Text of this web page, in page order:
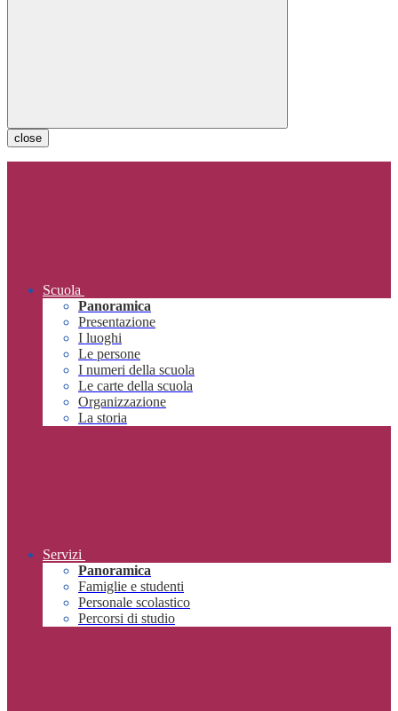
close
Scuola
Panoramica
Presentazione
I luoghi
Le persone
I numeri della scuola
Le carte della scuola
Organizzazione
La storia
Servizi
Panoramica
Famiglie e studenti
Personale scolastico
Percorsi di studio